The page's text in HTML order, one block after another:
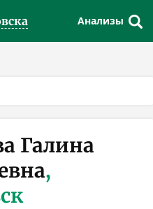
Анализы
Галина
,